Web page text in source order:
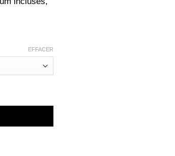
EFFACER
Acier – Format Compact